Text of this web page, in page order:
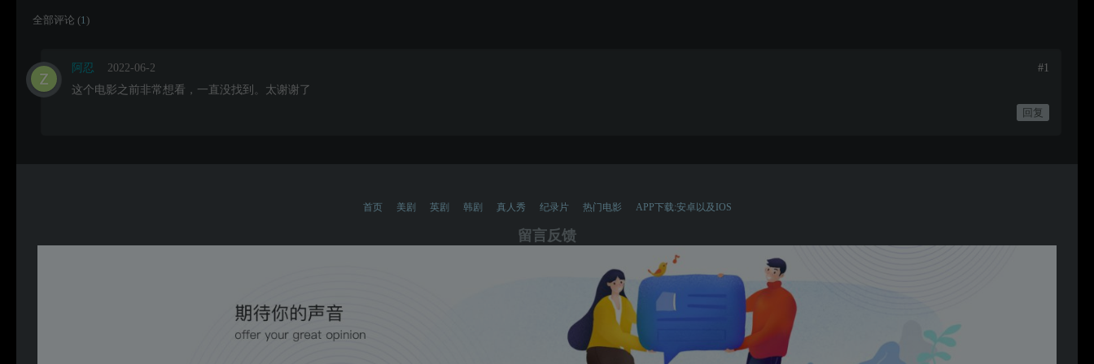
全部评论 (1)
阿忍 2022-06-2
#1
这个电影之前非常想看，一直没找到。太谢谢了
回复
首页 美剧 英剧 韩剧 真人秀 纪录片 热门电影 APP下载:安卓以及IOS
留言反馈